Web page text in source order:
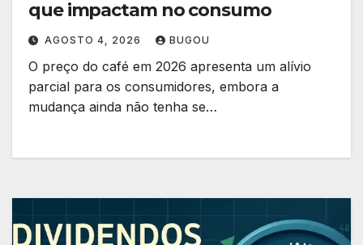
que impactam no consumo
AGOSTO 4, 2026 BUGOU
O preço do café em 2026 apresenta um alívio
parcial para os consumidores, embora a
mudança ainda não tenha se…